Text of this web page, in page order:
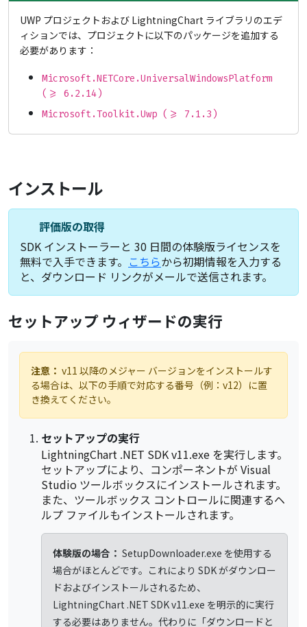
UWP プロジェクトおよび LightningChart ライブラリのエデ
ィションでは、プロジェクトに以下のパッケージを追加する
必要があります：
Microsoft.NETCore.UniversalWindowsPlatform
(>= 6.2.14)
Microsoft.Toolkit.Uwp (>= 7.1.3)
インストール
評価版の取得
SDK インストーラーと 30 日間の体験版ライセンスを
無料で入手できます。 こちらから初期情報を入力する
と、ダウンロード リンクがメールで送信されます。
セットアップ ウィザードの実行
注意： v11 以降のメジャー バージョンをインストールす
る場合は、以下の手順で対応する番号（例：v12）に置
き換えてください。
セットアップの実行
LightningChart .NET SDK v11.exe を実行します。
セットアップにより、コンポーネントが Visual
Studio ツールボックスにインストールされます。
また、ツールボックス コントロールに関連するヘ
ルプ ファイルもインストールされます。
体験版の場合： SetupDownloader.exe を使用する
場合がほとんどです。これにより SDK がダウンロー
ドおよびインストールされるため、
LightningChart .NET SDK v11.exe を明示的に実行
する必要はありません。代わりに「ダウンロードと